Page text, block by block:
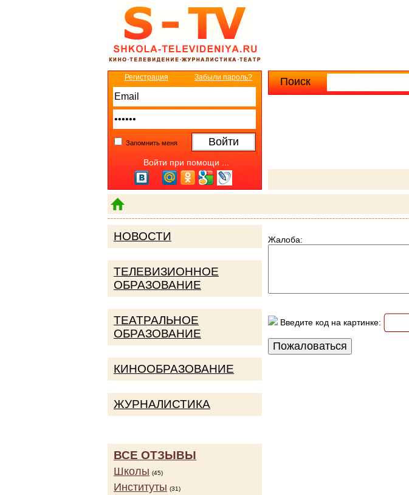
Поиск
Расширенный поиск
Регистрация Забыли пароль?
Запомнить меня
Войти при помощи ...
Жалоба:
Введите код на картинке:
НОВОСТИ
ТЕЛЕВИЗИОННОЕ
ОБРАЗОВАНИЕ
ТЕАТРАЛЬНОЕ
ОБРАЗОВАНИЕ
КИНООБРАЗОВАНИЕ
ЖУРНАЛИСТИКА
ВСЕ ОТЗЫВЫ
Школы (45)
Институты (31)